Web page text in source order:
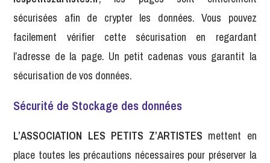
sécurisées afin de crypter les données. Vous pouvez
facilement vérifier cette sécurisation en regardant
l’adresse de la page. Un petit cadenas vous garantit la
sécurisation de vos données.
Sécurité de Stockage des données
L’ASSOCIATION LES PETITS Z’ARTISTES mettent en
place toutes les précautions nécessaires pour préserver la